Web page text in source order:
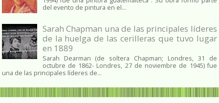
del evento de pintura en el...
Sarah Chapman una de las principales líderes
de la huelga de las cerilleras que tuvo lugar
en 1889
Sarah Dearman (de soltera Chapman; Londres, 31 de
octubre de 1862​- Londres, 27 de noviembre de 1945)​ fue
una de las principales líderes de...